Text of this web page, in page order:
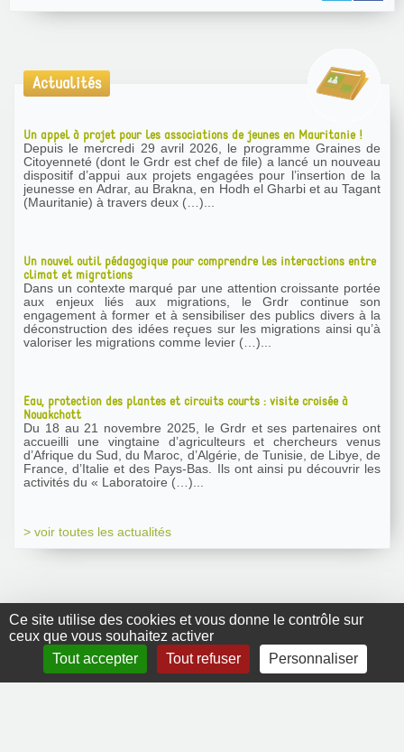
Ce site utilise des cookies et vous donne le contrôle sur
ceux que vous souhaitez activer
Tout accepter
Tout refuser Personnaliser
Actualités
Un appel à projet pour les associations de jeunes en Mauritanie !
Depuis le mercredi 29 avril 2026, le programme Graines de
Citoyenneté (dont le Grdr est chef de file) a lancé un nouveau
dispositif d’appui aux projets engagées pour l’insertion de la
jeunesse en Adrar, au Brakna, en Hodh el Gharbi et au Tagant
(Mauritanie) à travers deux (…)...
Un nouvel outil pédagogique pour comprendre les interactions entre
climat et migrations
Dans un contexte marqué par une attention croissante portée
aux enjeux liés aux migrations, le Grdr continue son
engagement à former et à sensibiliser des publics divers à la
déconstruction des idées reçues sur les migrations ainsi qu’à
valoriser les migrations comme levier (…)...
Eau, protection des plantes et circuits courts : visite croisée à
Nouakchott
Du 18 au 21 novembre 2025, le Grdr et ses partenaires ont
accueilli une vingtaine d’agriculteurs et chercheurs venus
d’Afrique du Sud, du Maroc, d’Algérie, de Tunisie, de Libye, de
France, d’Italie et des Pays-Bas. Ils ont ainsi pu découvrir les
activités du « Laboratoire (…)...
> voir toutes les actualités
GRDR Copyright
2010 |RSS|Plan du site|Mentions légales|Contact